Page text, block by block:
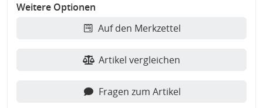
Weitere Optionen
Auf den Merkzettel
Artikel vergleichen
Fragen zum Artikel